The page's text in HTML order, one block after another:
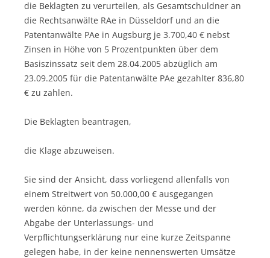
die Beklagten zu verurteilen, als Gesamtschuldner an
die Rechtsanwälte RAe in Düsseldorf und an die
Patentanwälte PAe in Augsburg je 3.700,40 € nebst
Zinsen in Höhe von 5 Prozentpunkten über dem
Basiszinssatz seit dem 28.04.2005 abzüglich am
23.09.2005 für die Patentanwälte PAe gezahlter 836,80
€ zu zahlen.
Die Beklagten beantragen,
die Klage abzuweisen.
Sie sind der Ansicht, dass vorliegend allenfalls von
einem Streitwert von 50.000,00 € ausgegangen
werden könne, da zwischen der Messe und der
Abgabe der Unterlassungs- und
Verpflichtungserklärung nur eine kurze Zeitspanne
gelegen habe, in der keine nennenswerten Umsätze